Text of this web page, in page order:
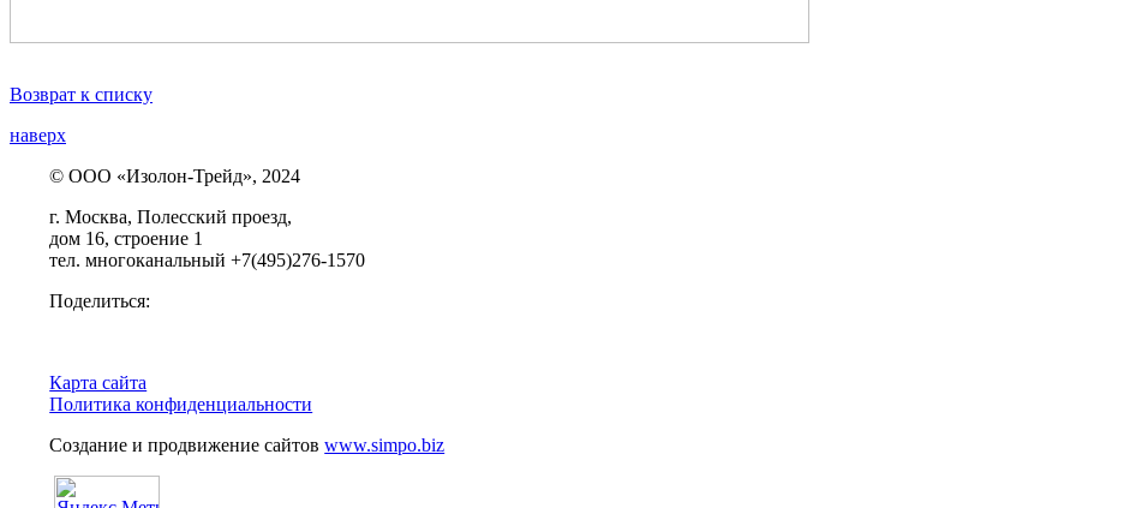
Возврат к списку
наверх
© ООО «Изолон-Трейд», 2024
г. Москва, Полесский проезд,
дом 16, строение 1
тел. многоканальный +7(495)276-1570
Поделиться:
Карта сайта
Политика конфиденциальности
Создание и продвижение сайтовwww.simpo.biz